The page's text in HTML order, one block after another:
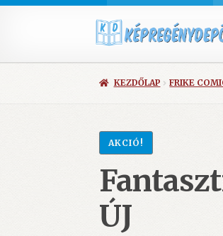
KEZDŐLAP FRIKE
AKCIÓ!
ÚJ